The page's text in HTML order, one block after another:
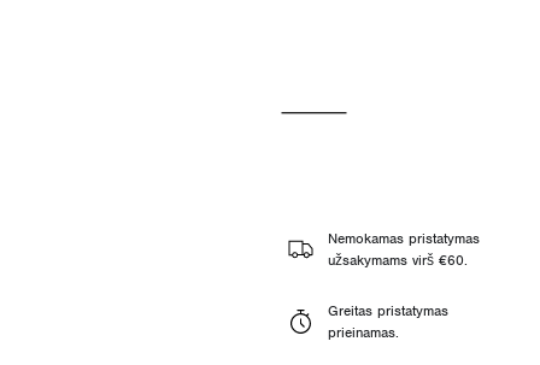
Nemokamas pristatymas
užsakymams virš €60.
Greitas pristatymas
prieinamas.